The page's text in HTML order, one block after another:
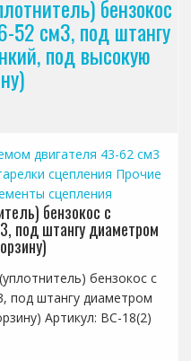
бензокос
52 см3, под штангу
под высокую
двигателя 43-62 см3
сцепления Прочие
сцепления
бензокос с
под штангу диаметром
бензокос с
под штангу диаметром
Артикул: BC-18(2)